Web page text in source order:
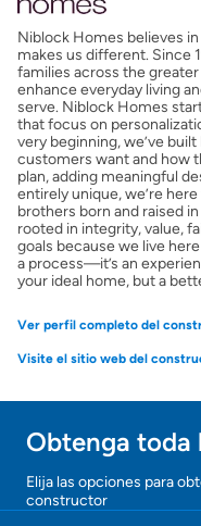
Obtener
Calcular mi hipoteca
Obtener
Preparar mi
Seguro de
Obtener
Niblock Homes believes
makes us different. Since
families across the
enhance everyday living
serve. Niblock Homes
that focus on
very beginning, we’ve
customers want and how
plan, adding meaningful
entirely unique, we’re
brothers born and raised
rooted in integrity, value,
goals because we live
a process—it’s an
your ideal home, but a
Ver perfil completo del
Visite el sitio web del
¡Gracias!
¡
Obtenga
Elija las opciones para
constructor